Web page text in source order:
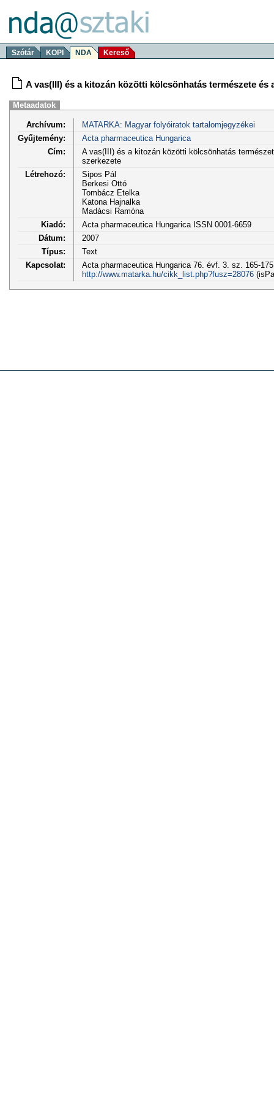
Szótár KOPI NDA Kereső
A vas(III) és a kitozán közötti kölcsönhatás természete
Metaadatok
Archívum:
MATARKA: Magyar folyóiratok tartalomjegyzékei
Gyűjtemény:
Acta pharmaceutica Hungarica
Cím:
A vas(III) és a kitozán közötti kölcsönhatás
szerkezete
Létrehozó:
Sipos Pál
Berkesi Ottó
Tombácz Etelka
Katona Hajnalka
Madácsi Ramóna
Kiadó:
Acta pharmaceutica Hungarica ISSN 0001-6659
Dátum:
2007
Típus:
Text
Kapcsolat:
Acta pharmaceutica Hungarica 76. évf. 3. sz. 165-
http://www.matarka.hu/cikk_list.php?fusz=28076